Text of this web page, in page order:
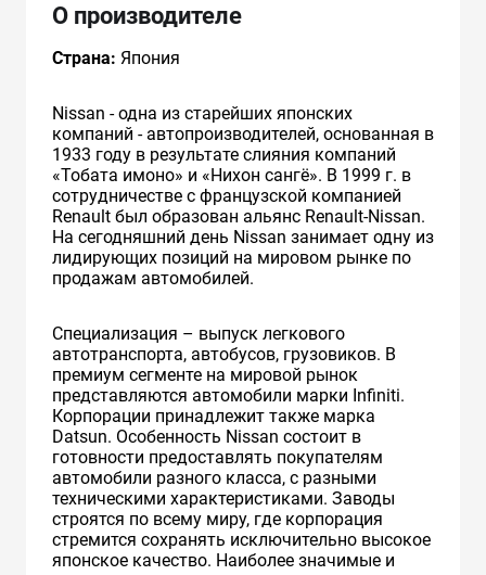
О производителе
Страна: Япония
Nissan - одна из старейших японских
компаний - автопроизводителей, основанная в
1933 году в результате слияния компаний
«Тобата имоно» и «Нихон сангё». В 1999 г. в
сотрудничестве с французcкой компанией
Renault был образован альянс Renault-Nissan.
На сегодняшний день Nissan занимает одну из
лидирующих позиций на мировом рынке по
продажам автомобилей.
Специализация – выпуск легкового
автотранспорта, автобусов, грузовиков. В
премиум сегменте на мировой рынок
представляются автомобили марки Infiniti.
Корпорации принадлежит также марка
Datsun. Особенность Nissan состоит в
готовности предоставлять покупателям
автомобили разного класса, с разными
техническими характеристиками. Заводы
строятся по всему миру, где корпорация
стремится сохранять исключительно высокое
японское качество. Наиболее значимые и